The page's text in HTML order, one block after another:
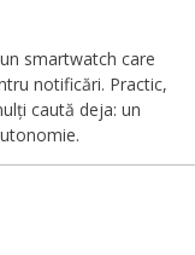
smartwatch care
notificări. Practic,
caută deja: un